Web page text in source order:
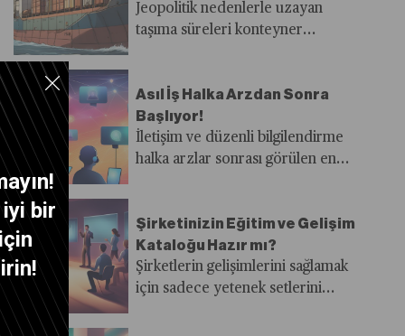
iyi bir
Jeopolitik nedenlerle uzayan
taşıma süreleri konteyner
üzerinde aşağı yönlü risk
oluşuyor
Asıl İş Halka Arzdan Sonra
Başlıyor!
İletişim ve düzenli bilgilendirme
halka arzlar sonrası görülen en
Şirketinizin Eğitim ve Gelişim
Kataloğu Hazır mı?
Şirketlerin gelişimlerini sağlamak
için sadece yetenek setlerini